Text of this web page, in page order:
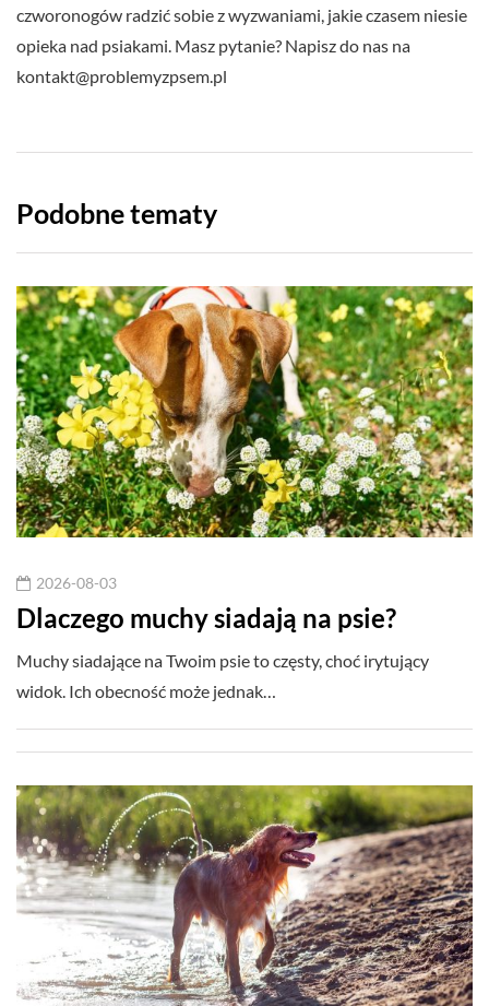
czworonogów radzić sobie z wyzwaniami, jakie czasem niesie
opieka nad psiakami. Masz pytanie? Napisz do nas na
kontakt@problemyzpsem.pl
Podobne tematy
2026-08-03
Dlaczego muchy siadają na psie?
Muchy siadające na Twoim psie to częsty, choć irytujący
widok. Ich obecność może jednak…